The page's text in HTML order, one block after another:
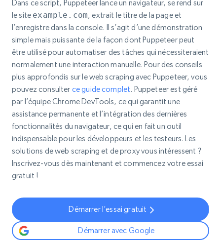
Dans ce script, Puppeteer lance un navigateur, se rend sur
le site example.com, extrait le titre de la page et
l’enregistre dans la console. Il s’agit d’une démonstration
simple mais puissante de la façon dont Puppeteer peut
être utilisé pour automatiser des tâches qui nécessiteraient
normalement une interaction manuelle. Pour des conseils
plus approfondis sur le web scraping avec Puppeteer, vous
pouvez consulter ce guide complet. Puppeteer est géré
par l’équipe Chrome DevTools, ce qui garantit une
assistance permanente et l’intégration des dernières
fonctionnalités du navigateur, ce qui en fait un outil
indispensable pour les développeurs et les testeurs. Les
solutions de web scraping et de proxy vous intéressent ?
Inscrivez-vous dès maintenant et commencez votre essai
gratuit !
Démarrer l’essai gratuit
Démarrer avec Google